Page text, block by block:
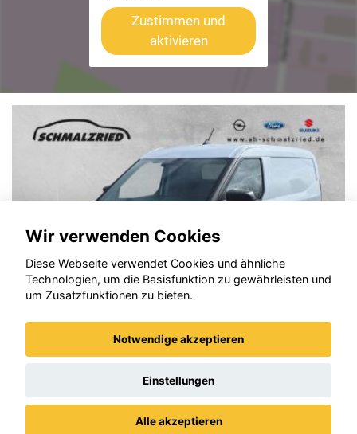
Zustimmen und
aktivieren
Wir verwenden Cookies
Diese Webseite verwendet Cookies und ähnliche
Technologien, um die Basisfunktion zu gewährleisten und
um Zusatzfunktionen zu bieten.
Notwendige akzeptieren
Einstellungen
Alle akzeptieren